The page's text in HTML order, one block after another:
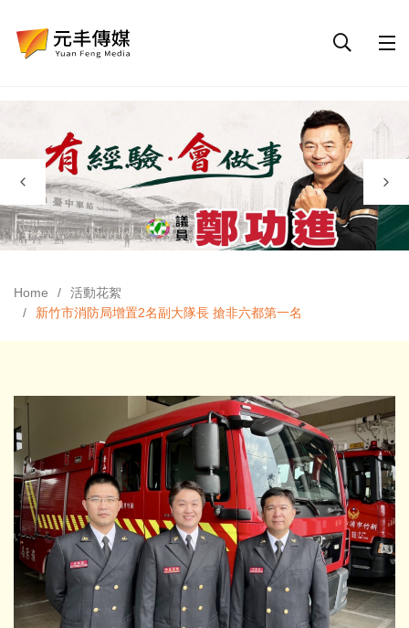
Home
活動花絮
新竹市消防局增置2名副大隊長 搶非六都第一名